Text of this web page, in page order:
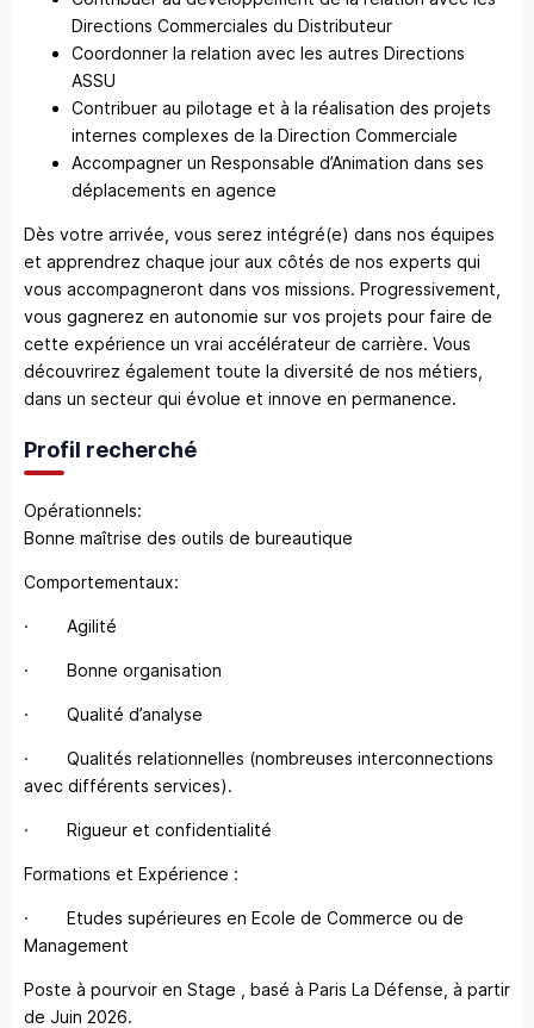
Directions Commerciales du Distributeur
Coordonner la relation avec les autres Directions
ASSU
Contribuer au pilotage et à la réalisation des projets
internes complexes de la Direction Commerciale
Accompagner un Responsable d’Animation dans ses
déplacements en agence
Dès votre arrivée, vous serez intégré(e) dans nos équipes
et apprendrez chaque jour aux côtés de nos experts qui
vous accompagneront dans vos missions. Progressivement,
vous gagnerez en autonomie sur vos projets pour faire de
cette expérience un vrai accélérateur de carrière. Vous
découvrirez également toute la diversité de nos métiers,
dans un secteur qui évolue et innove en permanence.
Profil recherché
Opérationnels:
Bonne maîtrise des outils de bureautique
Comportementaux:
· Agilité
· Bonne organisation
· Qualité d’analyse
· Qualités relationnelles (nombreuses interconnections
avec différents services).
· Rigueur et confidentialité
Formations et Expérience :
· Etudes supérieures en Ecole de Commerce ou de
Management
Poste à pourvoir en Stage , basé à Paris La Défense, à partir
de Juin 2026.